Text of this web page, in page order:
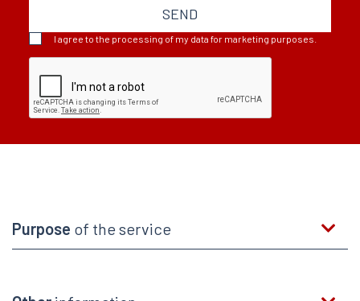
SEND
I agree to the processing of my data for marketing purposes.
Purpose of the service